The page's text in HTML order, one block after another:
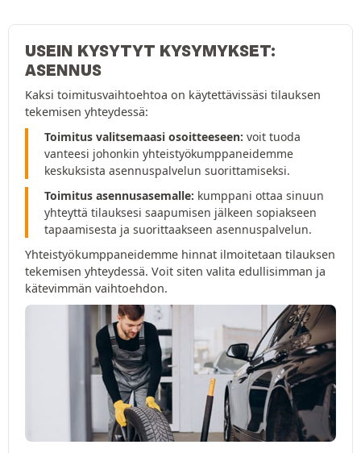
USEIN KYSYTYT KYSYMYKSET:
ASENNUS
Kaksi toimitusvaihtoehtoa on käytettävissäsi tilauksen
tekemisen yhteydessä:
Toimitus valitsemaasi osoitteeseen: voit tuoda
vanteesi johonkin yhteistyökumppaneidemme
keskuksista asennuspalvelun suorittamiseksi.
Toimitus asennusasemalle: kumppani ottaa sinuun
yhteyttä tilauksesi saapumisen jälkeen sopiakseen
tapaamisesta ja suorittaakseen asennuspalvelun.
Yhteistyökumppaneidemme hinnat ilmoitetaan tilauksen
tekemisen yhteydessä. Voit siten valita edullisimman ja
kätevimmän vaihtoehdon.